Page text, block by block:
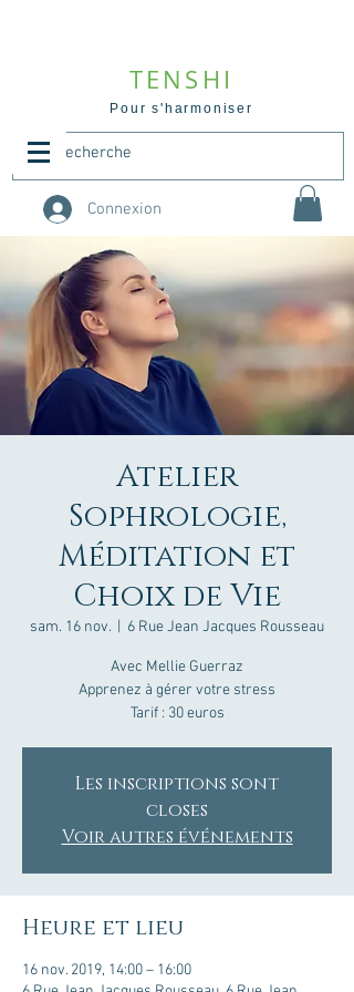
TENSHI
Pour s'harmoniser
Connexion
Atelier
Sophrologie,
Méditation et
Choix de Vie
sam. 16 nov.
  |
6 Rue Jean Jacques Rousseau
Avec Mellie Guerraz
Apprenez à gérer votre stress
Tarif : 30 euros
Les inscriptions sont
closes
Voir autres événements
Heure et lieu
16 nov. 2019, 14:00 – 16:00